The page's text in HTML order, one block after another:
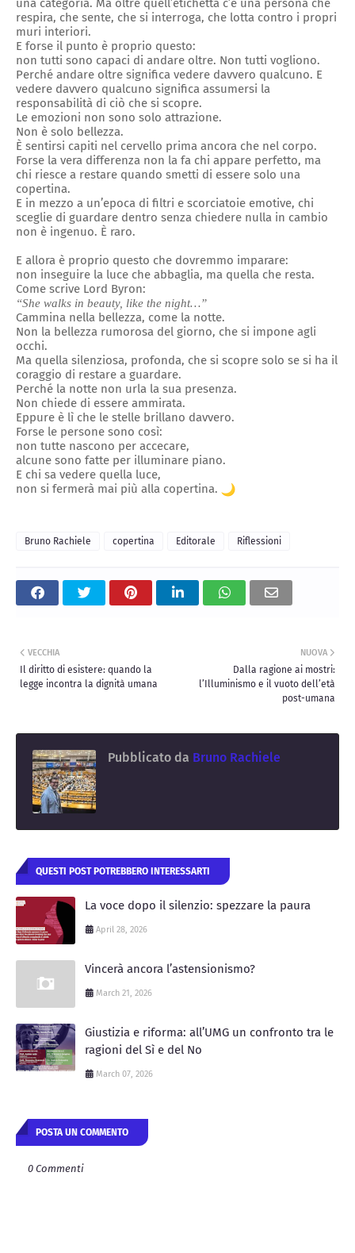
una categoria. Ma oltre quell’etichetta c’è una persona che
respira, che sente, che si interroga, che lotta contro i propri
muri interiori.
E forse il punto è proprio questo:
non tutti sono capaci di andare oltre. Non tutti vogliono.
Perché andare oltre significa vedere davvero qualcuno. E
vedere davvero qualcuno significa assumersi la
responsabilità di ciò che si scopre.
Le emozioni non sono solo attrazione.
Non è solo bellezza.
È sentirsi capiti nel cervello prima ancora che nel corpo.
Forse la vera differenza non la fa chi appare perfetto, ma
chi riesce a restare quando smetti di essere solo una
copertina.
E in mezzo a un’epoca di filtri e scorciatoie emotive, chi
sceglie di guardare dentro senza chiedere nulla in cambio
non è ingenuo. È raro.
E allora è proprio questo che dovremmo imparare:
non inseguire la luce che abbaglia, ma quella che resta.
Come scrive Lord Byron:
“She walks in beauty, like the night…”
Cammina nella bellezza, come la notte.
Non la bellezza rumorosa del giorno, che si impone agli
occhi.
Ma quella silenziosa, profonda, che si scopre solo se si ha il
coraggio di restare a guardare.
Perché la notte non urla la sua presenza.
Non chiede di essere ammirata.
Eppure è lì che le stelle brillano davvero.
Forse le persone sono così:
non tutte nascono per accecare,
alcune sono fatte per illuminare piano.
E chi sa vedere quella luce,
non si fermerà mai più alla copertina.
Bruno Rachiele copertina Editorale Riflessioni
NUOVA
Dalla ragione ai mostri:
l’Illuminismo e il vuoto dell’età
post-umana
VECCHIA
Il diritto di esistere: quando la
legge incontra la dignità umana
Pubblicato da Bruno Rachiele
QUESTI POST POTREBBERO INTERESSARTI
La voce dopo il silenzio: spezzare la paura
April 28, 2026
Vincerà ancora l’astensionismo?
March 21, 2026
Giustizia e riforma: all’UMG un confronto tra le
ragioni del Sì e del No
March 07, 2026
POSTA UN COMMENTO
0 Commenti